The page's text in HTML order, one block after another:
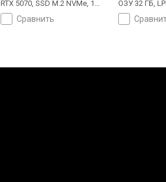
RTX 5070, SSD M.2 NVMe, 1
ТБ, Win 11 Pro, USB-C 40G
(USB4), USB-C 80G (USB4),
сравнить
ОЗУ 32 ГБ,
Graphics
NVMe, 1 ТБ,